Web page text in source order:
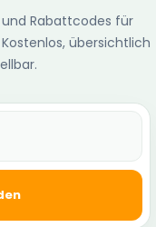
Rabattcodes für
übersichtlich